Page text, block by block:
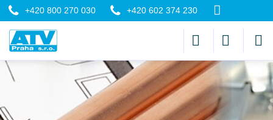
+420 800 270 030 +420 602 374 230